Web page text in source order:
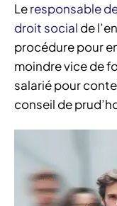
Leresponsable
droit social de
procédure pour
moindre vice de
salarié pour
conseil de